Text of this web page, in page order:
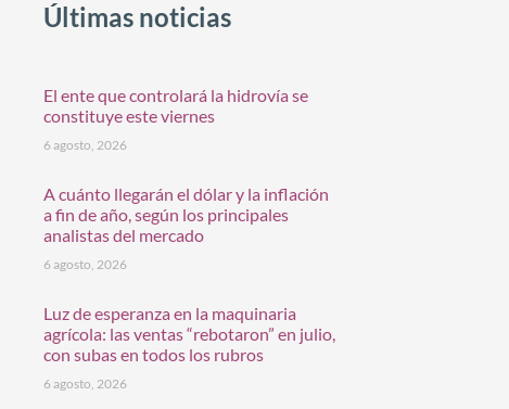
Últimas noticias
El ente que controlará la hidrovía se
constituye este viernes
6 agosto, 2026
A cuánto llegarán el dólar y la inflación
a fin de año, según los principales
analistas del mercado
6 agosto, 2026
Luz de esperanza en la maquinaria
agrícola: las ventas “rebotaron” en julio,
con subas en todos los rubros
6 agosto, 2026